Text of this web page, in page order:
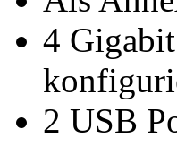
4
2 USB